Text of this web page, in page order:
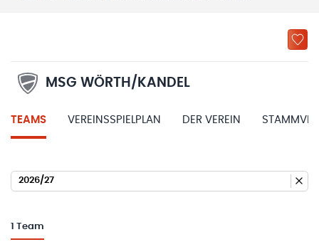
MSG WÖRTH/KANDEL
TEAMS VEREINSSPIELPLAN DER VEREIN
2026/27
1 Team